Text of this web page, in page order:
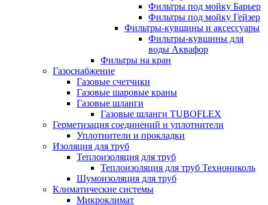
Фильтры под мойку Барьер
Фильтры под мойку Гейзер
Фильтры-кувшины и аксессуары
Фильтры-кувшины для
воды Аквафор
Фильтры на кран
Газоснабжение
Газовые счетчики
Газовые шаровые краны
Газовые шланги
Газовые шланги TUBOFLEX
Герметизация соединений и уплотнители
Уплотнители и прокладки
Изоляция для труб
Теплоизоляция для труб
Теплоизоляция для труб Технониколь
Шумоизоляция для труб
Климатические системы
Микроклимат